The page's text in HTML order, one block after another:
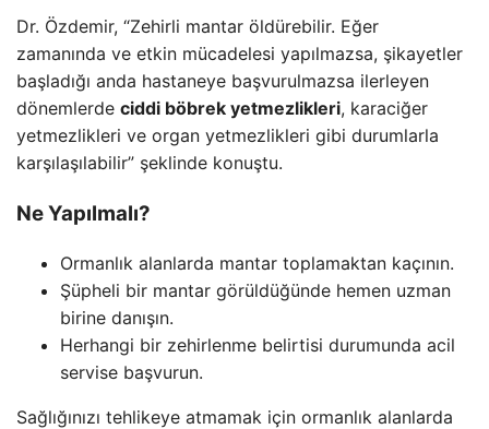
Dr. Özdemir, “Zehirli mantar öldürebilir. Eğer
zamanında ve etkin mücadelesi yapılmazsa, şikayetler
başladığı anda hastaneye başvurulmazsa ilerleyen
dönemlerde ciddi böbrek yetmezlikleri, karaciğer
yetmezlikleri ve organ yetmezlikleri gibi durumlarla
karşılaşılabilir” şeklinde konuştu.
Ne Yapılmalı?
Ormanlık alanlarda mantar toplamaktan kaçının.
Şüpheli bir mantar görüldüğünde hemen uzman
birine danışın.
Herhangi bir zehirlenme belirtisi durumunda acil
servise başvurun.
Sağlığınızı tehlikeye atmamak için ormanlık alanlarda